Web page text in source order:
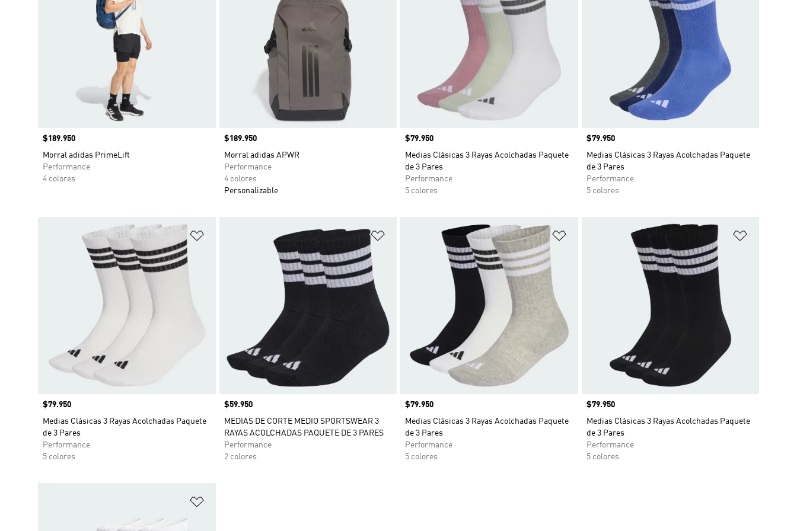
Precio
$189.950
Morral adidas PrimeLift
Performance
4 colores
Precio
$189.950
Morral adidas APWR
Performance
4 colores
Personalizable
Precio
$79.950
Medias Clásicas 3 Rayas Acolchadas Paquete
de 3 Pares
Performance
5 colores
Precio
$79.950
Medias Clásicas 3 Rayas Acolchadas Paquete
de 3 Pares
Performance
5 colores
Añadir a la lista de deseos
Precio
$79.950
Medias Clásicas 3 Rayas Acolchadas Paquete
de 3 Pares
Performance
5 colores
Añadir a la lista de deseos
Precio
$59.950
MEDIAS DE CORTE MEDIO SPORTSWEAR 3
RAYAS ACOLCHADAS PAQUETE DE 3 PARES
Performance
2 colores
Añadir a la lista de deseos
Precio
$79.950
Medias Clásicas 3 Rayas Acolchadas Paquete
de 3 Pares
Performance
5 colores
Precio
$79.950
Medias Clásicas 3 Rayas Acolchadas Paquete
de 3 Pares
Performance
5 colores